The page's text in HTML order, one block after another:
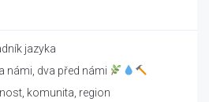
jazyka
námi, dva před námi
komunita, region